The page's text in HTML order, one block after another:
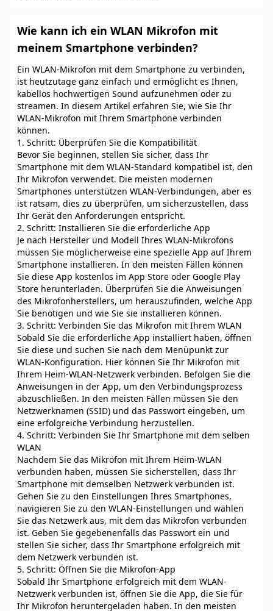
Wie kann ich ein WLAN Mikrofon mit
meinem Smartphone verbinden?
Ein WLAN-Mikrofon mit dem Smartphone zu verbinden,
ist heutzutage ganz einfach und ermöglicht es Ihnen,
kabellos hochwertigen Sound aufzunehmen oder zu
streamen. In diesem Artikel erfahren Sie, wie Sie Ihr
WLAN-Mikrofon mit Ihrem Smartphone verbinden
können.
1. Schritt: Überprüfen Sie die Kompatibilität
Bevor Sie beginnen, stellen Sie sicher, dass Ihr
Smartphone mit dem WLAN-Standard kompatibel ist, den
Ihr Mikrofon verwendet. Die meisten modernen
Smartphones unterstützen WLAN-Verbindungen, aber es
ist ratsam, dies zu überprüfen, um sicherzustellen, dass
Ihr Gerät den Anforderungen entspricht.
2. Schritt: Installieren Sie die erforderliche App
Je nach Hersteller und Modell Ihres WLAN-Mikrofons
müssen Sie möglicherweise eine spezielle App auf Ihrem
Smartphone installieren. In den meisten Fällen können
Sie diese App kostenlos im App Store oder Google Play
Store herunterladen. Überprüfen Sie die Anweisungen
des Mikrofonherstellers, um herauszufinden, welche App
Sie benötigen und wie Sie sie installieren können.
3. Schritt: Verbinden Sie das Mikrofon mit Ihrem WLAN
Sobald Sie die erforderliche App installiert haben, öffnen
Sie diese und suchen Sie nach dem Menüpunkt zur
WLAN-Konfiguration. Hier können Sie Ihr Mikrofon mit
Ihrem Heim-WLAN-Netzwerk verbinden. Befolgen Sie die
Anweisungen in der App, um den Verbindungsprozess
abzuschließen. In den meisten Fällen müssen Sie den
Netzwerknamen (SSID) und das Passwort eingeben, um
eine erfolgreiche Verbindung herzustellen.
4. Schritt: Verbinden Sie Ihr Smartphone mit dem selben
WLAN
Nachdem Sie das Mikrofon mit Ihrem Heim-WLAN
verbunden haben, müssen Sie sicherstellen, dass Ihr
Smartphone mit demselben Netzwerk verbunden ist.
Gehen Sie zu den Einstellungen Ihres Smartphones,
navigieren Sie zu den WLAN-Einstellungen und wählen
Sie das Netzwerk aus, mit dem das Mikrofon verbunden
ist. Geben Sie gegebenenfalls das Passwort ein und
stellen Sie sicher, dass Ihr Smartphone erfolgreich mit
dem Netzwerk verbunden ist.
5. Schritt: Öffnen Sie die Mikrofon-App
Sobald Ihr Smartphone erfolgreich mit dem WLAN-
Netzwerk verbunden ist, öffnen Sie die App, die Sie für
Ihr Mikrofon heruntergeladen haben. In den meisten